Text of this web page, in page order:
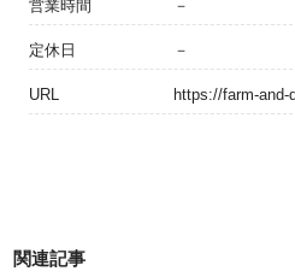
営業時間 －
定休日 －
URL https://farm-and-
関連記事